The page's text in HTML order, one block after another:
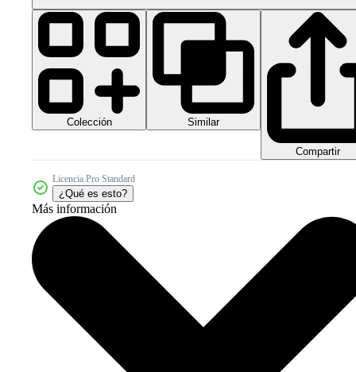
Colección Similar
Compartir
Licencia Pro Standard
¿Qué es esto?
Más información